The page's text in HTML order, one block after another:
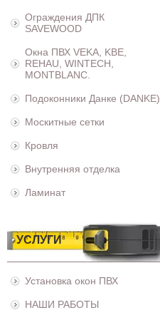
Ограждения ДПК
SAVEWOOD
Окна ПВХ VEKA, KBE,
REHAU, WINTECH,
MONTBLANC.
Подоконники Данке (DANKE)
Москитные сетки
Кровля
Внутренняя отделка
Ламинат
УСЛУГИ
Установка окон ПВХ
НАШИ РАБОТЫ